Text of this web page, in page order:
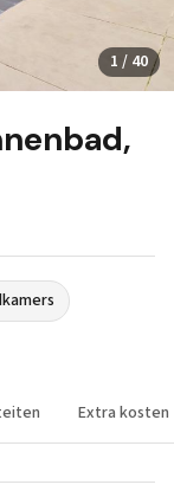
1 / 40
Extra kosten